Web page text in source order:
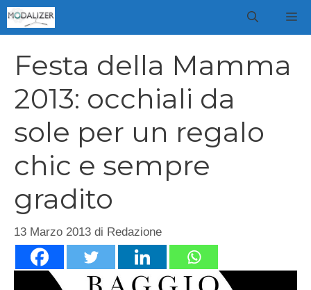
Vai
al
Festa della Mamma
2013: occhiali da
sole per un regalo
chic e sempre
gradito
13 Marzo 2013 di Redazione